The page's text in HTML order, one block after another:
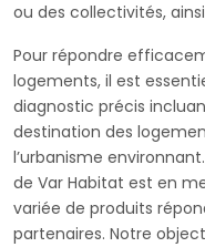
ou des collectivités,
Pour répondre
logements, il est
diagnostic précis
destination des
l’urbanisme
de Var Habitat est en
variée de produits
partenaires. Notre